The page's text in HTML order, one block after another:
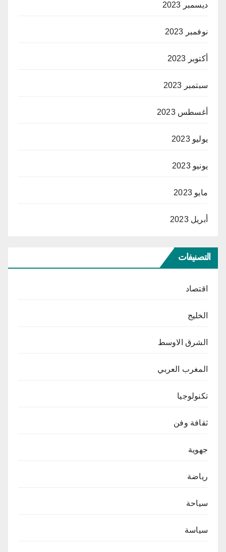
ديسمبر 2023
نوفمبر 2023
أكتوبر 2023
سبتمبر 2023
أغسطس 2023
يوليو 2023
يونيو 2023
مايو 2023
أبريل 2023
التصنيفات
اقتصاد
الخليج
الشرق الاوسط
المغرب العربي
تكنولوجيا
ثقافة وفن
جهوية
رياضة
سياحة
سياسة